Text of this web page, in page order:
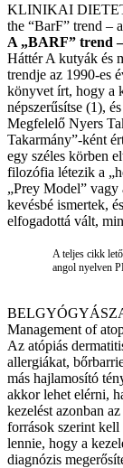
KLINIKAI
the “BarF” trend –
A „BARF” trend
Háttér A kutyák és
trendje az 1990-es
könyvet írt, hogy a
népszerűsítse (1),
Megfelelő Nyers
Takarmány”-ként
egy széles körben
filozófia létezik a
„Prey Model” vagy
kevésbé ismertek,
elfogadottá vált,
A teljes cikk
angol nyelven
Management of
Az atópiás
allergiákat,
más hajlamosító
akkor lehet elérni,
kezelést azonban
források szerint
lennie, hogy a
diagnózis